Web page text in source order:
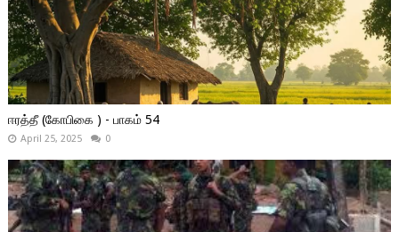
ஈரத்தீ (கோபிகை ) - பாகம் 54
April 25, 2025 0